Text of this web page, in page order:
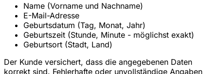
Name (Vorname und Nachname)
E-Mail-Adresse
Geburtsdatum (Tag, Monat, Jahr)
Geburtszeit (Stunde, Minute - möglichst exakt)
Geburtsort (Stadt, Land)
Der Kunde versichert, dass die angegebenen Daten
korrekt sind. Fehlerhafte oder unvollständige Angaben